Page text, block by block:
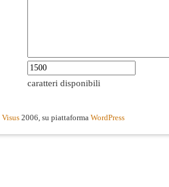
caratteri disponibili
Visus 2006, su piattaforma WordPress